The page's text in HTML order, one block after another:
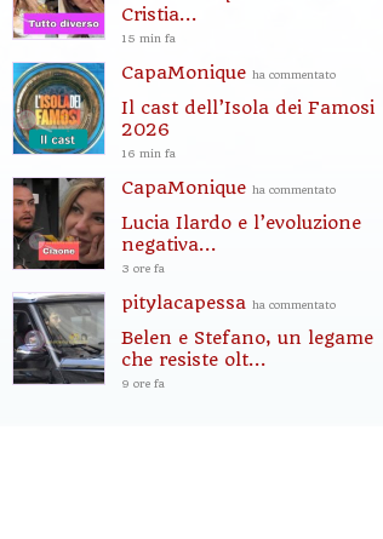
Cristia...
15 min fa
CapaMonique ha commentato
Il cast dell’Isola dei Famosi
2026
16 min fa
CapaMonique ha commentato
Lucia Ilardo e l’evoluzione
negativa...
3 ore fa
pitylacapessa ha commentato
Belen e Stefano, un legame
che resiste olt...
9 ore fa